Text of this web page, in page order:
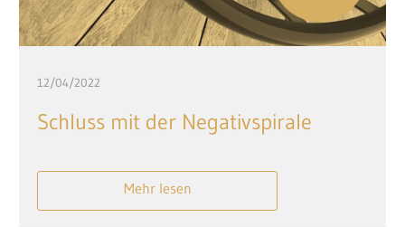
12/04/2022
Schluss mit der Negativspirale
Mehr lesen